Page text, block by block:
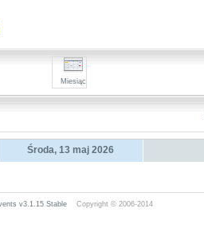
Miesiąc
Środa, 13 maj 2026
v3.1.15 Stable Copyright © 2006-2014